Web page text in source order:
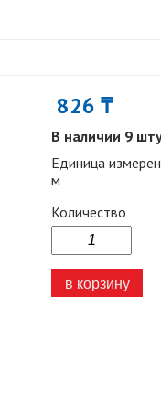
826 ₸
В наличии 9
Единица
м
Количество